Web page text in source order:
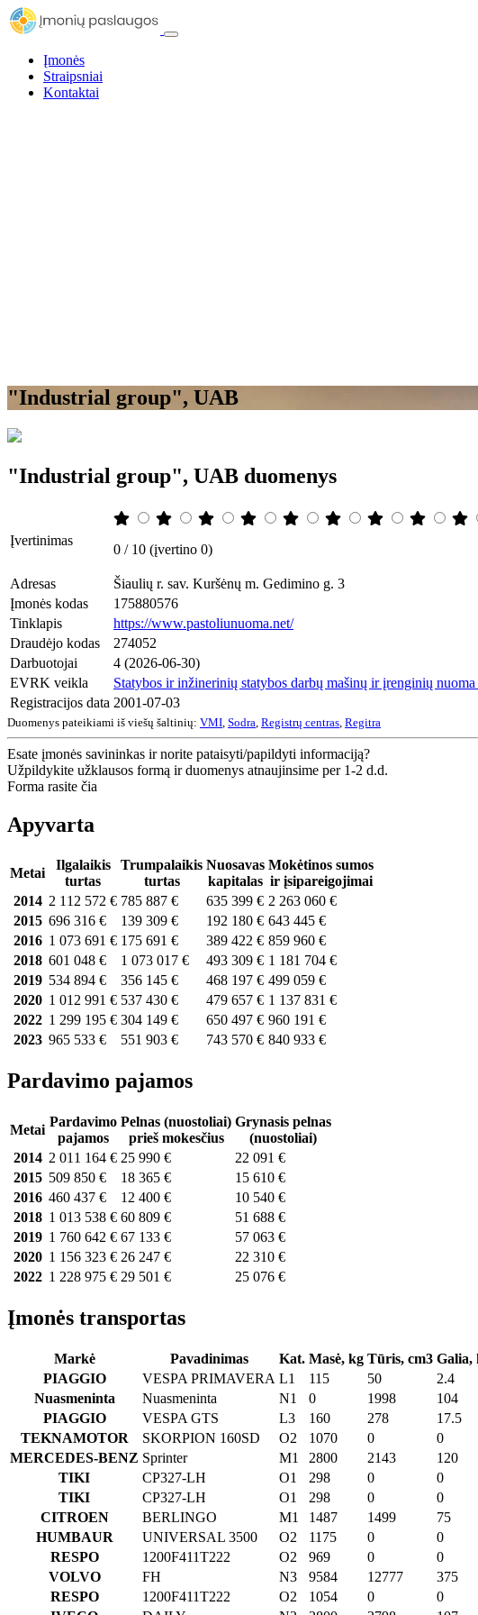
Įmonės
Straipsniai
Kontaktai
"Industrial group", UAB
"Industrial group", UAB duomenys
Įvertinimas
0 / 10 (įvertino 0)
Adresas
Šiaulių r. sav. Kuršėnų m. Gedimino g. 3
Įmonės kodas
175880576
Tinklapis
https://www.pastoliunuoma.net/
Draudėjo kodas
274052
Darbuotojai
4 (2026-06-30)
EVRK veikla
Statybos ir inžinerinių statybos darbų mašinų ir įrenginių
Registracijos data 2001-07-03
Duomenys pateikiami iš viešų šaltinių: VMI Sodra Registrų centras Regitra
Esate įmonės savininkas ir norite pataisyti/papildyti informaciją?
Užpildykite užklausos formą ir duomenys atnaujinsime per 1-2 d.d.
Forma rasite čia
Apyvarta
Metai
Ilgalaikis
turtas
Trumpalaikis
turtas
Nuosavas
kapitalas
Mokėtinos sumos
ir įsipareigojimai
2014 2 112 572 € 785 887 € 635 399 € 2 263 060 €
2015 696 316 € 139 309 € 192 180 € 643 445 €
2016 1 073 691 € 175 691 € 389 422 € 859 960 €
2018 601 048 € 1 073 017 € 493 309 € 1 181 704 €
2019 534 894 € 356 145 € 468 197 € 499 059 €
2020 1 012 991 € 537 430 € 479 657 € 1 137 831 €
2022 1 299 195 € 304 149 € 650 497 € 960 191 €
2023 965 533 € 551 903 € 743 570 € 840 933 €
Pardavimo pajamos
Metai
Pardavimo
pajamos
Pelnas (nuostoliai)
prieš mokesčius
Grynasis pelnas
(nuostoliai)
2014 2 011 164 € 25 990 €
22 091 €
2015 509 850 € 18 365 €
15 610 €
2016 460 437 € 12 400 €
10 540 €
2018 1 013 538 € 60 809 €
51 688 €
2019 1 760 642 € 67 133 €
57 063 €
2020 1 156 323 € 26 247 €
22 310 €
2022 1 228 975 € 29 501 € 25 076 €
Įmonės transportas
Markė Pavadinimas Kat. Masė, kg Tūris, cm3 Galia,
PIAGGIO
VESPA PRIMAVERA L1 115 50 2.4
Nuasmeninta
Nuasmeninta N1 0 1998 104
PIAGGIO
VESPA GTS L3 160 278 17.5
TEKNAMOTOR
SKORPION 160SD O2 1070 0 0
MERCEDES-BENZ Sprinter M1 2800 2143 120
TIKI
CP327-LH O1 298 0 0
TIKI
CP327-LH O1 298 0 0
CITROEN
BERLINGO M1 1487 1499 75
HUMBAUR
UNIVERSAL 3500 O2 1175 0 0
RESPO
1200F411T222 O2 969 0 0
VOLVO
FH N3 9584 12777 375
RESPO
1200F411T222 O2 1054 0 0